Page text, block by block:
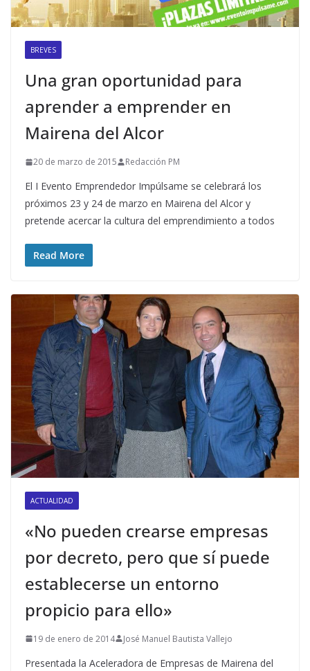
BREVES
Una gran oportunidad para
aprender a emprender en
Mairena del Alcor
20 de marzo de 2015 Redacción PM
El I Evento Emprendedor Impúlsame se celebrará los
próximos 23 y 24 de marzo en Mairena del Alcor y
pretende acercar la cultura del emprendimiento a todos
Read More
ACTUALIDAD
«No pueden crearse empresas
por decreto, pero que sí puede
establecerse un entorno
propicio para ello»
19 de enero de 2014 José Manuel Bautista Vallejo
Presentada la Aceleradora de Empresas de Mairena del